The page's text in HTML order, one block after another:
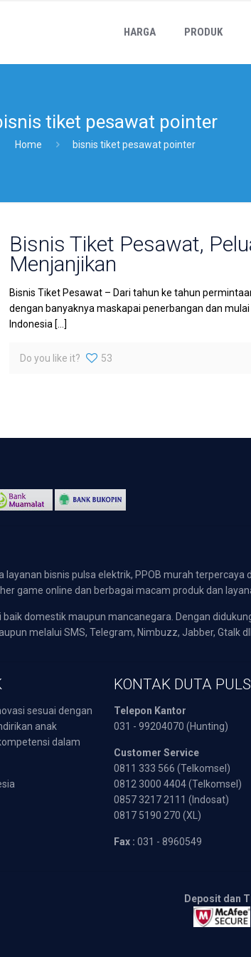
HARGA PRODUK
tiket pesawat pointer
Home bisnis tiket pesawat pointer
Bisnis Tiket Pesawat,
Menjanjikan
Bisnis Tiket Pesawat – Dari tahun ke tahun
dengan banyaknya maskapai penerbangan dan
Indonesia […]
Do you like it? 53
bisnis pulsa elektrik, PPOB murah terpercaya
game online dan berbagai macam produk dan
domestik maupun mancanegara. Dengan
melalui SMS, Telegram, Nimbuzz, Jabber, Gtalk
sesuai dengan
anak
dalam
KONTAK DUTA
Telepon Kantor
031 - 99204070 (Hunting)
Customer Service
0811 333 566 (Telkomsel)
0812 3000 4404 (Telkomsel)
0857 3217 2111 (Indosat)
0817 5190 270 (XL)
Fax : 031 - 8960549
Deposit dan